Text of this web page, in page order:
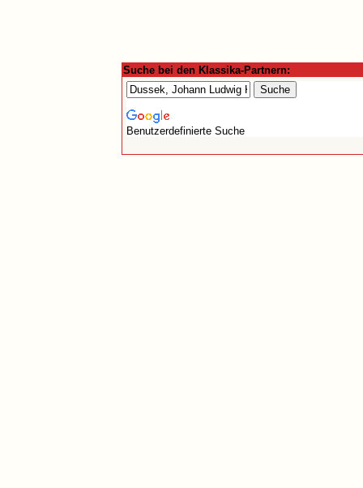
Suche bei den Klassika-Partnern:
Benutzerdefinierte Suche